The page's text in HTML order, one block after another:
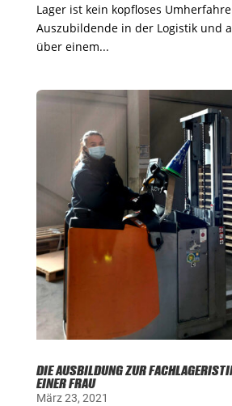
Lager ist kein kopfloses
Auszubildende in der Logistik und
über einem...
DIE AUSBILDUNG ZUR
EINER FRAU
März 23, 2021